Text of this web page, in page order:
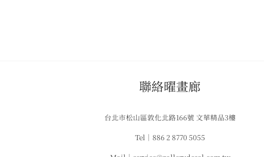
​聯絡曜畫廊
台北市松山區敦化北路166號 文華精品3樓
Tel｜886 2 8770 5055